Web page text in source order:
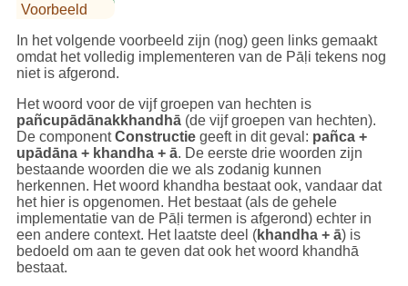
Voorbeeld
In het volgende voorbeeld zijn (nog) geen links gemaakt
omdat het volledig implementeren van de Pāḷi tekens nog
niet is afgerond.
Het woord voor de vijf groepen van hechten is
pañcupādānakkhandhā(de vijf groepen van hechten).
De componentConstructiegeeft in dit geval: pañca +
upādāna + khandha + ā. De eerste drie woorden zijn
bestaande woorden die we als zodanig kunnen
herkennen. Het woord khandha bestaat ook, vandaar dat
het hier is opgenomen. Het bestaat (als de gehele
implementatie van de Pāḷi termen is afgerond) echter in
een andere context. Het laatste deel (khandha + ā) is
bedoeld om aan te geven dat ook het woord khandhā
bestaat.